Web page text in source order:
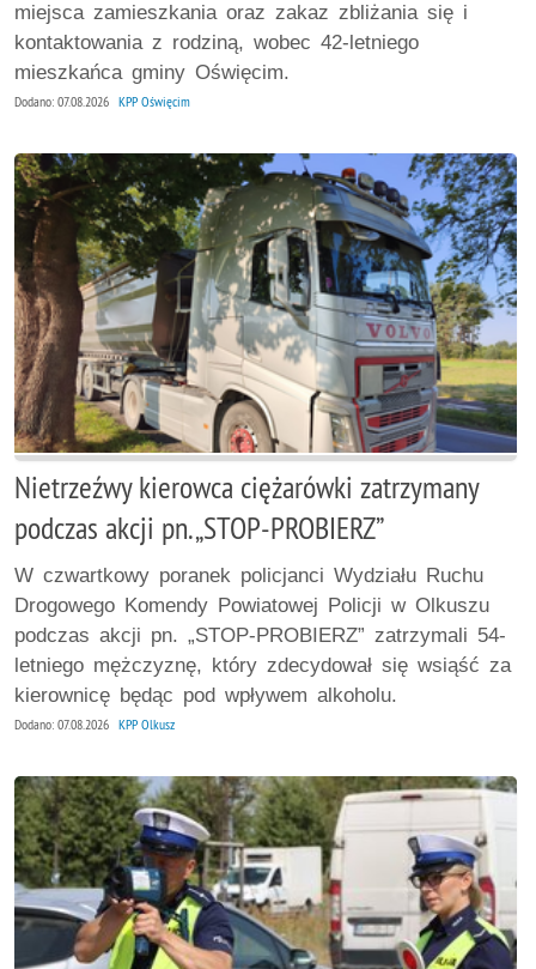
miejsca zamieszkania oraz zakaz zbliżania się i
kontaktowania z rodziną, wobec 42-letniego
mieszkańca gminy Oświęcim.
Dodano: 07.08.2026 KPP Oświęcim
Nietrzeźwy kierowca ciężarówki zatrzymany
podczas akcji pn. „STOP-PROBIERZ”
W czwartkowy poranek policjanci Wydziału Ruchu
Drogowego Komendy Powiatowej Policji w Olkuszu
podczas akcji pn. „STOP-PROBIERZ” zatrzymali 54-
letniego mężczyznę, który zdecydował się wsiąść za
kierownicę będąc pod wpływem alkoholu.
Dodano: 07.08.2026 KPP Olkusz